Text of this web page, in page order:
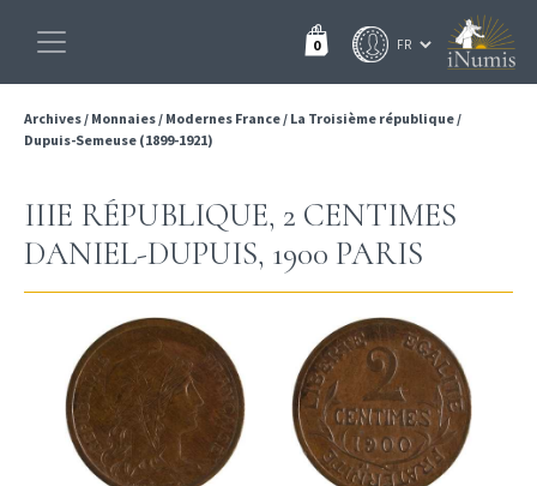
0
Archives/ Monnaies/ Modernes France/ La Troisième république/
Dupuis-Semeuse (1899-1921)
IIIE RÉPUBLIQUE, 2 CENTIMES
DANIEL-DUPUIS, 1900 PARIS